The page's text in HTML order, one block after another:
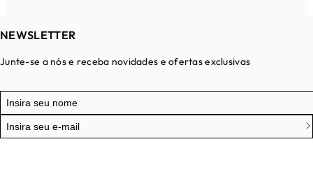
NEWSLETTER
Junte-se a nós e receba novidades e ofertas exclusivas